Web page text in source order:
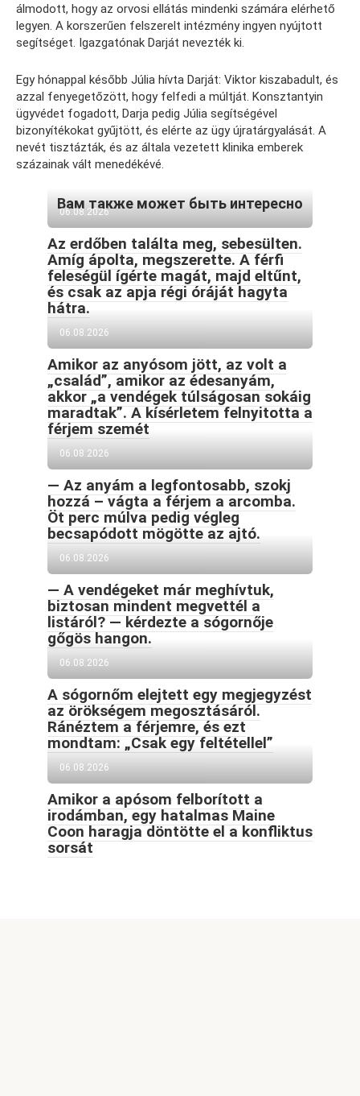
álmodott, hogy az orvosi ellátás mindenki számára elérhető
legyen. A korszerűen felszerelt intézmény ingyen nyújtott
segítséget. Igazgatónak Darját nevezték ki.
Egy hónappal később Júlia hívta Darját: Viktor kiszabadult, és
azzal fenyegetőzött, hogy felfedi a múltját. Konsztantyin
ügyvédet fogadott, Darja pedig Júlia segítségével
bizonyítékokat gyűjtött, és elérte az ügy újratárgyalását. A
nevét tisztázták, és az általa vezetett klinika emberek
százainak vált menedékévé.
Вам также может быть интересно
06.08.2026
Az erdőben találta meg, sebesülten.
Amíg ápolta, megszerette. A férfi
feleségül ígérte magát, majd eltűnt,
és csak az apja régi óráját hagyta
hátra.
06.08.2026
Amikor az anyósom jött, az volt a
„család”, amikor az édesanyám,
akkor „a vendégek túlságosan sokáig
maradtak”. A kísérletem felnyitotta a
férjem szemét
06.08.2026
— Az anyám a legfontosabb, szokj
hozzá – vágta a férjem a arcomba.
Öt perc múlva pedig végleg
becsapódott mögötte az ajtó.
06.08.2026
— A vendégeket már meghívtuk,
biztosan mindent megvettél a
listáról? — kérdezte a sógornője
gőgös hangon.
06.08.2026
A sógornőm elejtett egy megjegyzést
az örökségem megosztásáról.
Ránéztem a férjemre, és ezt
mondtam: „Csak egy feltétellel”
06.08.2026
Amikor a apósom felborított a
irodámban, egy hatalmas Maine
Coon haragja döntötte el a konfliktus
sorsát